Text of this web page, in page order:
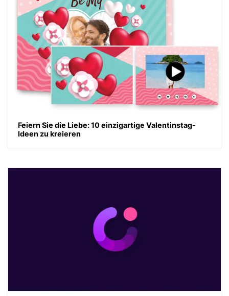
Feiern Sie die Liebe: 10 einzigartige Valentinstag-
Ideen zu kreieren